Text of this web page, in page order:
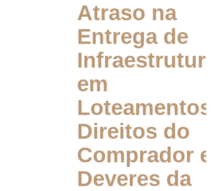
Atraso na
Entrega de
Infraestrutura
em
Loteamentos:
Direitos do
Comprador e
Deveres da